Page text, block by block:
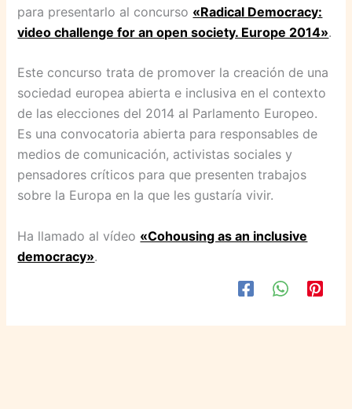
para presentarlo al concurso «Radical Democracy:
video challenge for an open society. Europe 2014».
Este concurso trata de promover la creación de una
sociedad europea abierta e inclusiva en el contexto
de las elecciones del 2014 al Parlamento Europeo.
Es una convocatoria abierta para responsables de
medios de comunicación, activistas sociales y
pensadores críticos para que presenten trabajos
sobre la Europa en la que les gustaría vivir.
Ha llamado al vídeo «Cohousing as an inclusive
democracy».